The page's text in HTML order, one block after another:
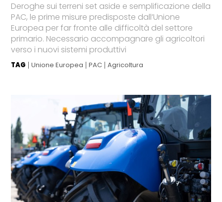
Deroghe sui terreni set aside e semplificazione della
PAC, le prime misure predisposte dall’Unione
Europea per far fronte alle difficoltà del settore
primario. Necessario accompagnare gli agricoltori
verso i nuovi sistemi produttivi
TAG Unione Europea PAC Agricoltura